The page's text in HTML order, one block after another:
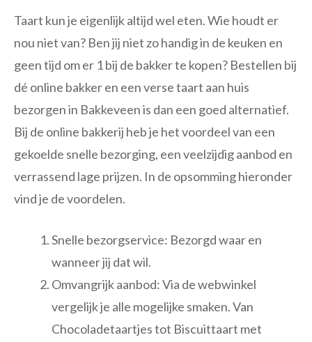
Taart kun je eigenlijk altijd wel eten. Wie houdt er
nou niet van? Ben jij niet zo handig in de keuken en
geen tijd om er 1 bij de bakker te kopen? Bestellen bij
dé online bakker en een verse taart aan huis
bezorgen in Bakkeveen is dan een goed alternatief.
Bij de online bakkerij heb je het voordeel van een
gekoelde snelle bezorging, een veelzijdig aanbod en
verrassend lage prijzen. In de opsomming hieronder
vind je de voordelen.
Snelle bezorgservice: Bezorgd waar en
wanneer jij dat wil.
Omvangrijk aanbod: Via de webwinkel
vergelijk je alle mogelijke smaken. Van
Chocoladetaartjes tot Biscuittaart met